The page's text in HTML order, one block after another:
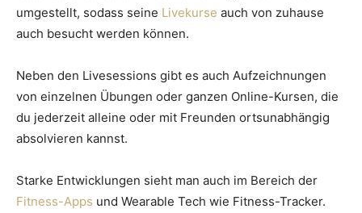
umgestellt, sodass seine Livekurse auch von zuhause
auch besucht werden können.
Neben den Livesessions gibt es auch Aufzeichnungen
von einzelnen Übungen oder ganzen Online-Kursen, die
du jederzeit alleine oder mit Freunden ortsunabhängig
absolvieren kannst.
Starke Entwicklungen sieht man auch im Bereich der
Fitness-Apps und Wearable Tech wie Fitness-Tracker.